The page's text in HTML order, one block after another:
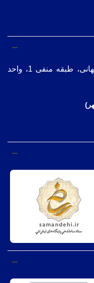
میدان فردوسی، مجتمع تجارت جهانی، طبقه منفی 1، واحد